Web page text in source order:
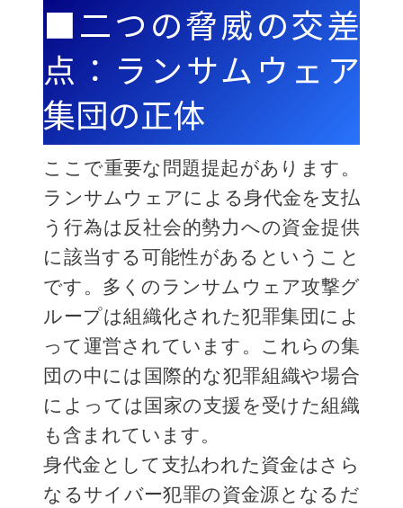
■二つの脅威の交差
点：ランサムウェア
集団の正体
ここで重要な問題提起があります。
ランサムウェアによる身代金を支払
う行為は反社会的勢力への資金提供
に該当する可能性があるということ
です。多くのランサムウェア攻撃グ
ループは組織化された犯罪集団によ
って運営されています。これらの集
団の中には国際的な犯罪組織や場合
によっては国家の支援を受けた組織
も含まれています。
身代金として支払われた資金はさら
なるサイバー犯罪の資金源となるだ